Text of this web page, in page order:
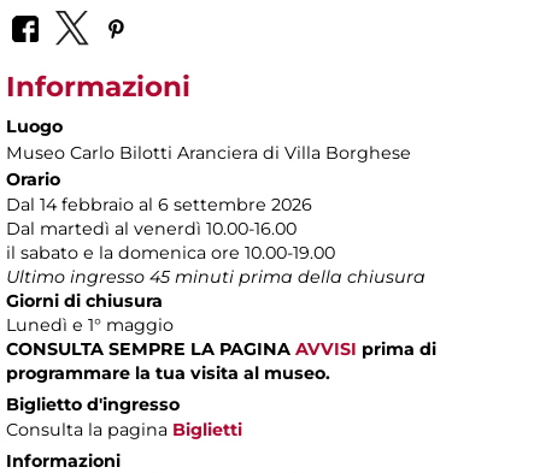
Informazioni
Luogo
Museo Carlo Bilotti Aranciera di Villa Borghese
Orario
Dal 14 febbraio al 6 settembre 2026
Dal martedì al venerdì 10.00-16.00
il sabato e la domenica ore 10.00-19.00
Ultimo ingresso 45 minuti prima della chiusura
Giorni di chiusura
Lunedì e 1° maggio
CONSULTA SEMPRE LA PAGINA AVVISI prima di
programmare la tua visita al museo.
Biglietto d'ingresso
Consulta la pagina Biglietti
Informazioni